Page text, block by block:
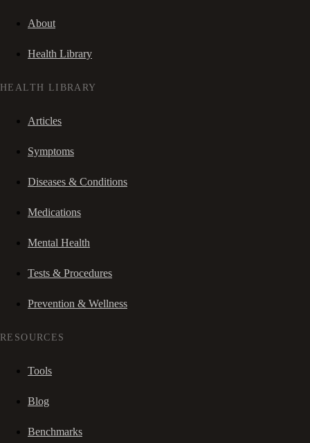
About
Health Library
HEALTH LIBRARY
Articles
Symptoms
Diseases & Conditions
Medications
Mental Health
Tests & Procedures
Prevention & Wellness
RESOURCES
Tools
Blog
Benchmarks